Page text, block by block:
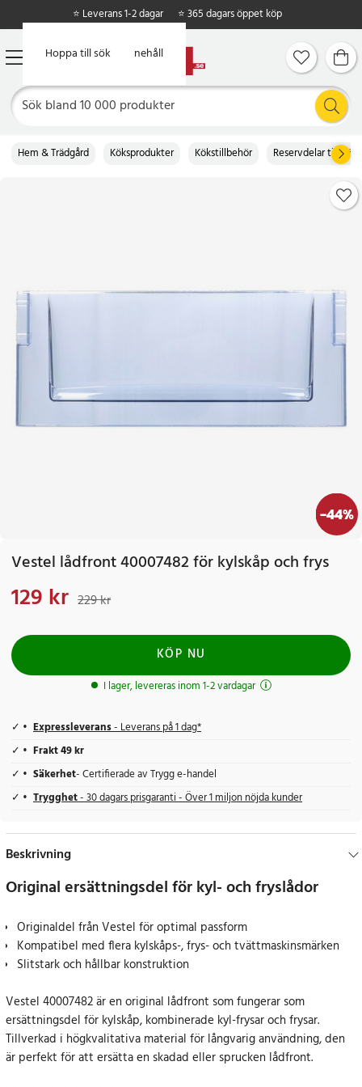
Hoppa till huvudinnehåll
Hoppa till sök
⭐ Leverans 1-2 dagar ⭐ 365 dagars öppet köp
Hem & Trädgård Köksprodukter Kökstillbehör Reservdelar till
-44%
Vestel lådfront 40007482 för kylskåp och frys
Nuvarande pris
129 kr 229 kr
KÖP NU
I lager, levereras inom 1-2 vardagar
Expressleverans- Leverans på 1 dag*
Frakt 49 kr
Säkerhet- Certifierade av Trygg e-handel
Trygghet- 30 dagars prisgaranti - Över 1 miljon nöjda kunder
Beskrivning
Original ersättningsdel för kyl- och fryslådor
Originaldel från Vestel för optimal passform
Kompatibel med flera kylskåps-, frys- och tvättmaskinsmärken
Slitstark och hållbar konstruktion
Vestel 40007482 är en original lådfront som fungerar som
ersättningsdel för kylskåp, kombinerade kyl-frysar och frysar.
Tillverkad i högkvalitativa material för långvarig användning, den
är perfekt för att ersätta en skadad eller sprucken lådfront.